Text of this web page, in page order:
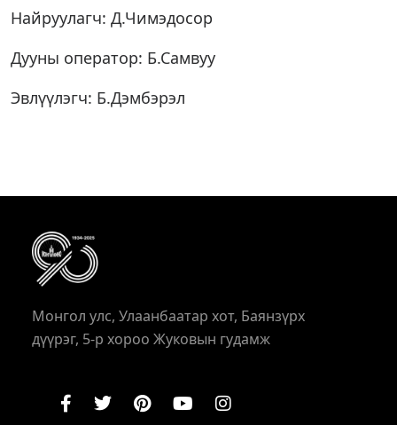
Найруулагч: Д.Чимэдосор
Дууны оператор: Б.Самвуу
Эвлүүлэгч: Б.Дэмбэрэл
Монгол улс, Улаанбаатар хот, Баянзүрх
дүүрэг, 5-р хороо Жуковын гудамж